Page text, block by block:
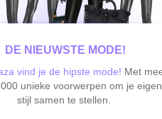
DE NIEUWSTE MODE!
vind je de hipste mode! Met
unieke voorwerpen om je eigen
stijl samen te stellen.